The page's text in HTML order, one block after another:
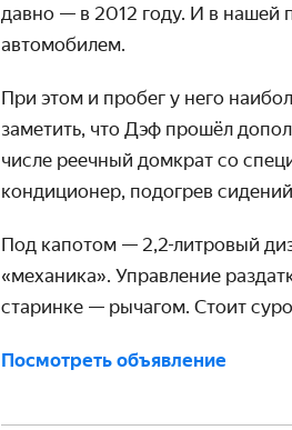
давно — в 2012 году. И в нашей
автомобилем.
При этом и пробег у него
заметить, что Дэф прошёл
числе реечный домкрат со
кондиционер, подогрев
Под капотом — 2,2-литровый
«механика». Управление
старинке — рычагом. Стоит
Посмотреть объявление